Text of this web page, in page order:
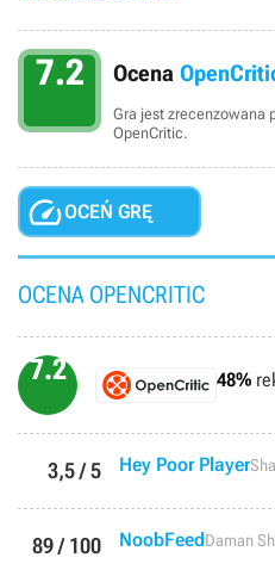
7.2 Ocena
Gra jest zrecenzowana
OpenCritic.
OCEŃ GRĘ
OCENA OPENCRITIC
7.2 48%
3,5 / 5 Hey Poor Player
89 / 100 NoobFeedDaman